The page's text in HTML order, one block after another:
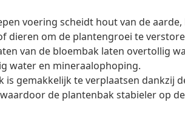
voering scheidt hout van de
dieren om de plantengroei te
van de bloembak laten overtollig
water en mineraalophoping.
is gemakkelijk te verplaatsen dankzij
de plantenbak stabieler op